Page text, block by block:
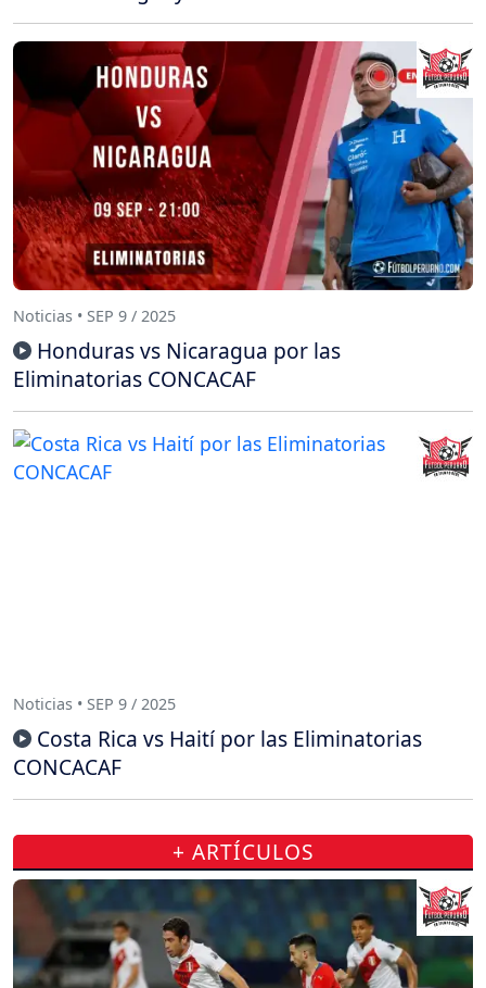
Noticias • SEP 9 / 2025
Honduras vs Nicaragua por las
Eliminatorias CONCACAF
Noticias • SEP 9 / 2025
Costa Rica vs Haití por las Eliminatorias
CONCACAF
+ ARTÍCULOS